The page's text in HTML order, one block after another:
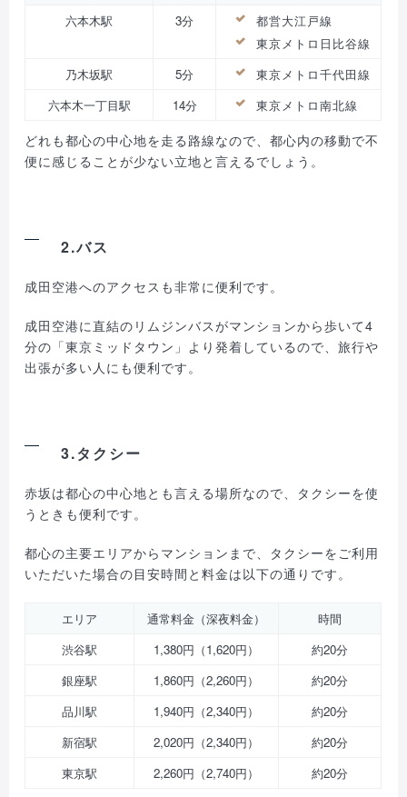
六本木駅
3分
都営大江戸線
東京メトロ日比谷線
乃木坂駅
5分
東京メトロ千代田線
六本木一丁目駅
14分 東京メトロ南北線
どれも都心の中心地を走る路線なので、都心内の移動で不
便に感じることが少ない立地と言えるでしょう。
2.バス
成田空港へのアクセスも非常に便利です。
成田空港に直結のリムジンバスがマンションから歩いて4
分の「東京ミッドタウン」より発着しているので、旅行や
出張が多い人にも便利です。
3.タクシー
赤坂は都心の中心地とも言える場所なので、タクシーを使
うときも便利です。
都心の主要エリアからマンションまで、タクシーをご利用
いただいた場合の目安時間と料金は以下の通りです。
エリア 通常料金（深夜料金）
時間
渋谷駅
1,380円（1,620円）
約20分
銀座駅
1,860円（2,260円）
約20分
品川駅
1,940円（2,340円）
約20分
新宿駅
2,020円（2,340円）
約20分
東京駅
2,260円（2,740円） 約20分